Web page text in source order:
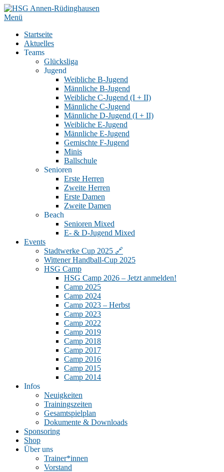
Zum
Inhalt
Menü
Startseite
Aktuelles
Teams
Glücksliga
Jugend
Weibliche B-Jugend
Männliche B-Jugend
Weibliche C-Jugend (I + II)
Männliche C-Jugend
Männliche D-Jugend (I + II)
Weibliche E-Jugend
Männliche E-Jugend
Gemischte F-Jugend
Minis
Ballschule
Senioren
Erste Herren
Zweite Herren
Erste Damen
Zweite Damen
Beach
Senioren Mixed
E- & D-Jugend Mixed
Events
Stadtwerke Cup 2025 🔗
Wittener Handball-Cup 2025
HSG Camp
HSG Camp 2026 – Jetzt anmelden!
Camp 2025
Camp 2024
Camp 2023 – Herbst
Camp 2023
Camp 2022
Camp 2019
Camp 2018
Camp 2017
Camp 2016
Camp 2015
Camp 2014
Infos
Neuigkeiten
Trainingszeiten
Gesamtspielplan
Dokumente & Downloads
Sponsoring
Shop
Über uns
Trainer*innen
Vorstand